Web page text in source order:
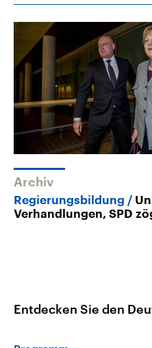
Archiv
Regierungsbildung
Verhandlungen, SPD
Entdecken Sie den